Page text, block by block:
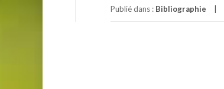
Publié dans : Bibliographie